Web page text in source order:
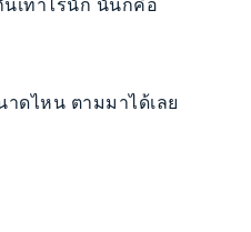
เท่าไรนัก นั่นก็คือ
าดไหน ตามมาได้เลย